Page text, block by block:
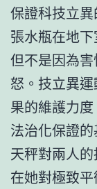
保證科技立
張水瓶在地
但不是因為
怒。技立異
果的維護力
法治化保證
天秤對兩人
在她對極致